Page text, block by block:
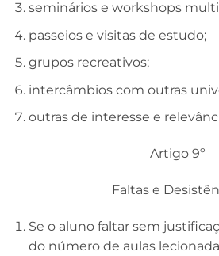
seminários e workshops
passeios e visitas de estudo;
grupos recreativos;
intercâmbios com outras
outras de interesse e
Artigo 9º
Faltas e
Se o aluno faltar sem
do número de aulas